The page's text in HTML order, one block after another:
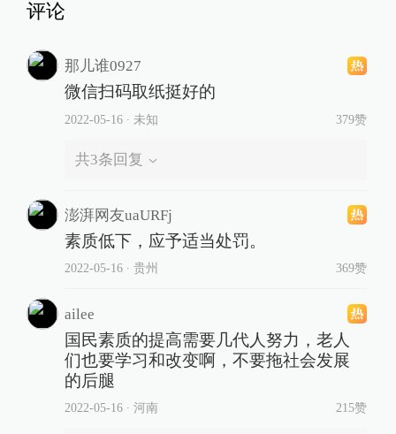
评论
那儿谁0927
微信扫码取纸挺好的
2022-05-16∙ 未知 379赞
共3条回复
澎湃网友uaURFj
素质低下，应予适当处罚。
2022-05-16∙ 贵州 369赞
ailee
国民素质的提高需要几代人努力，老人
们也要学习和改变啊，不要拖社会发展
的后腿
2022-05-16∙ 河南 215赞